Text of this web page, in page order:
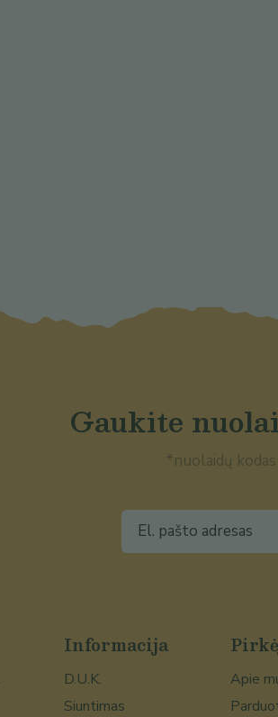
Gaukite
*nuolaidų
Informacija
D.U.K.
Siuntimas
Apie